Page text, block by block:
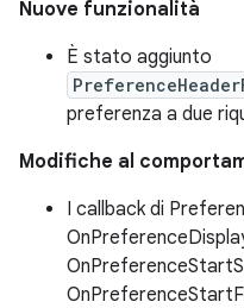
Nuove funzionalità
È stato aggiunto
preferenza a due
Modifiche al
I callback di